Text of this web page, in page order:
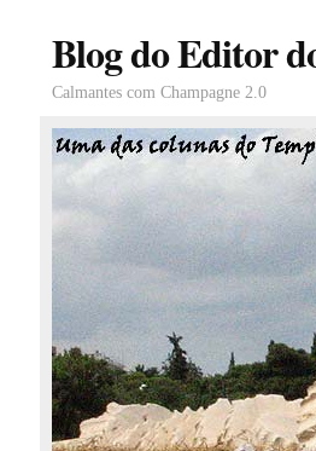
Blog do Editor
Calmantes com Champagne 2.0